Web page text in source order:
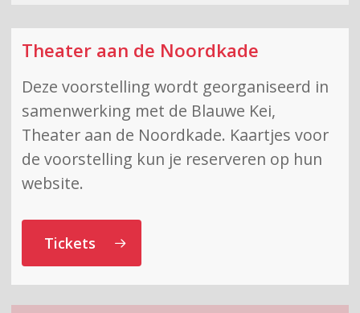
Theater aan de Noordkade
Deze voorstelling wordt georganiseerd in
samenwerking met de Blauwe Kei,
Theater aan de Noordkade. Kaartjes voor
de voorstelling kun je reserveren op hun
website.
Tickets